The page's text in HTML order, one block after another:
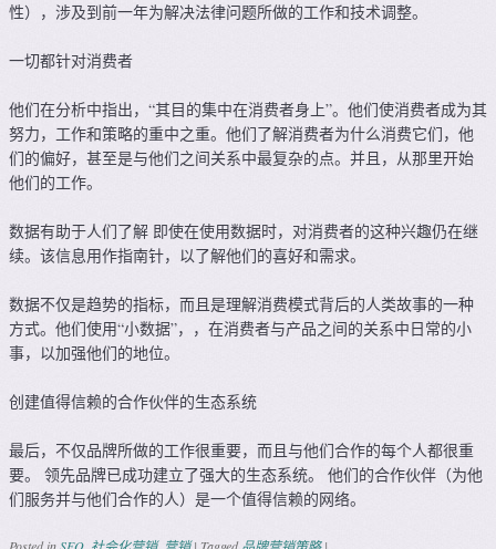
性），涉及到前一年为解决法律问题所做的工作和技术调整。
一切都针对消费者
他们在分析中指出，“其目的集中在消费者身上”。他们使消费者成为其
努力，工作和策略的重中之重。他们了解消费者为什么消费它们，他
们的偏好，甚至是与他们之间关系中最复杂的点。并且，从那里开始
他们的工作。
数据有助于人们了解 即使在使用数据时，对消费者的这种兴趣仍在继
续。该信息用作指南针，以了解他们的喜好和需求。
数据不仅是趋势的指标，而且是理解消费模式背后的人类故事的一种
方式。他们使用“小数据”，，在消费者与产品之间的关系中日常的小
事，以加强他们的地位。
创建值得信赖的合作伙伴的生态系统
最后，不仅品牌所做的工作很重要，而且与他们合作的每个人都很重
要。 领先品牌已成功建立了强大的生态系统。 他们的合作伙伴（为他
们服务并与他们合作的人）是一个值得信赖的网络。